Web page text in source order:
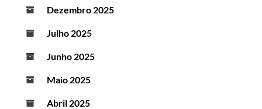
Dezembro 2025
Julho 2025
Junho 2025
Maio 2025
Abril 2025